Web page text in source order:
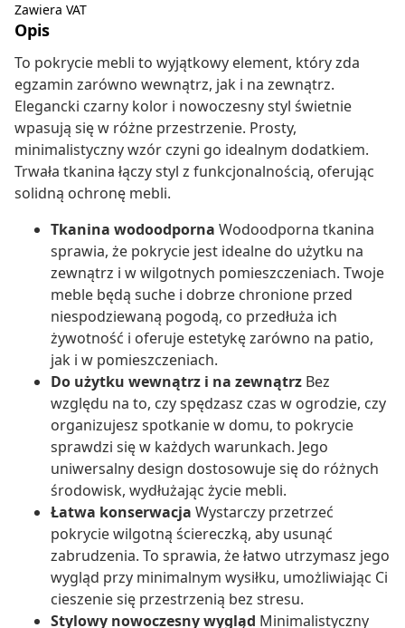
Zawiera VAT
Opis
To pokrycie mebli to wyjątkowy element, który zda
egzamin zarówno wewnątrz, jak i na zewnątrz.
Elegancki czarny kolor i nowoczesny styl świetnie
wpasują się w różne przestrzenie. Prosty,
minimalistyczny wzór czyni go idealnym dodatkiem.
Trwała tkanina łączy styl z funkcjonalnością, oferując
solidną ochronę mebli.
Tkanina wodoodporna Wodoodporna tkanina
sprawia, że pokrycie jest idealne do użytku na
zewnątrz i w wilgotnych pomieszczeniach. Twoje
meble będą suche i dobrze chronione przed
niespodziewaną pogodą, co przedłuża ich
żywotność i oferuje estetykę zarówno na patio,
jak i w pomieszczeniach.
Do użytku wewnątrz i na zewnątrz Bez
względu na to, czy spędzasz czas w ogrodzie, czy
organizujesz spotkanie w domu, to pokrycie
sprawdzi się w każdych warunkach. Jego
uniwersalny design dostosowuje się do różnych
środowisk, wydłużając życie mebli.
Łatwa konserwacja Wystarczy przetrzeć
pokrycie wilgotną ściereczką, aby usunąć
zabrudzenia. To sprawia, że łatwo utrzymasz jego
wygląd przy minimalnym wysiłku, umożliwiając Ci
cieszenie się przestrzenią bez stresu.
Stylowy nowoczesny wygląd Minimalistyczny